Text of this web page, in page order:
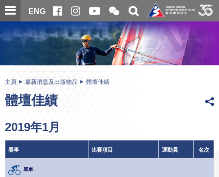
跳
至
內
ENG
開
合
微
信
二
維
碼
關
搜
尋
内
主頁 最新消息及出版物品 體壇佳績
體壇佳績
2019年1月
賽事 比賽項目 運動員 名次
單車